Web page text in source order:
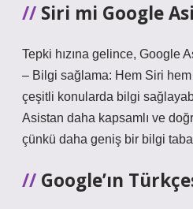
Siri mi Google
Tepki hızına gelince, Google
– Bilgi sağlama: Hem Siri
çeşitli konularda bilgi
Asistan daha kapsamlı ve
çünkü daha geniş bir bilgi
Google’ın